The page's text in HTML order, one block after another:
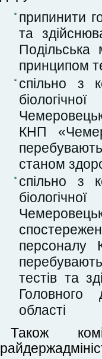
припинити
та
принципом
спільно з
КНП
станом
спільно з
персоналу
тестів та
Головного
області
Також